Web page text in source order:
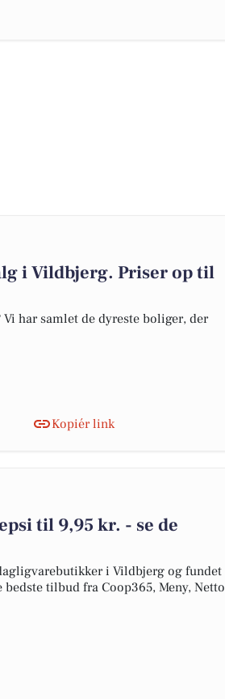
i Vildbjerg. Priser op til
har samlet de dyreste boliger, der
Kopiér link
til 9,95 kr. - se de
i Vildbjerg og fundet
tilbud fra Coop365, Meny, Netto